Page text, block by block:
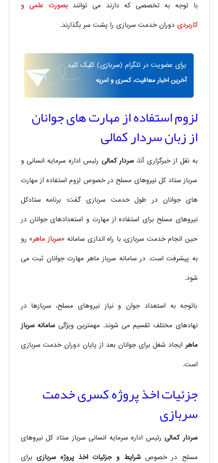
با توجه به تخصصی که دارند می توانندبصورت علمی و
کاربردی دوران خدمت سربازی را پشت سر بگذارند.
برای عضویت در تلگرام (سربازی) کلیک کنید
آخرین اخبار معافیت، کسری و امریه
لزوم استفاده از مهارت های جوانان
از زبان سردار کمالی
به نقل از خبرگزاری آنا، سردار کمالی رئیس اداره سرمایه انسانی و
سرباز ستاد کل نیروهای مسلح در خصوص لزوم استفاده از مهارت
های جوانان در طول خدمت سربازی گفت: برنامه ستادکل
نیروهای مسلح برای استفاده از مهارت و استعدادهای جوانان در
حین انجام خدمت سربازی، با راه اندازی سامانه «سرباز ماهر» رو
به پیشرفت است. در سامانه سرباز ماهر مهارت جوانان ثبت می
شود.
باتوجه به استعداد جوان و نیاز نیروهای مسلح، سربازها در
نهادهای مختلف تقسیم می شوند. مهمترین ویژگی سامانه سرباز
ماهر ایجاد شغل برای جوانان بعد از پایان دوران خدمت سربازی
است.
جزئیات اخذ پروژه کسری خدمت
سربازی
سردار کمالیرئیس اداره سرمایه انسانی سرباز ستاد کل نیروهای
مسلح در خصوصشرایط و جزئیات اخذ پروژه سربازی برای